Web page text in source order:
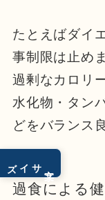
サイズ
たとえばダイ
事制限は止め
過剰なカロリ
水化物・タン
どをバランス
過食による